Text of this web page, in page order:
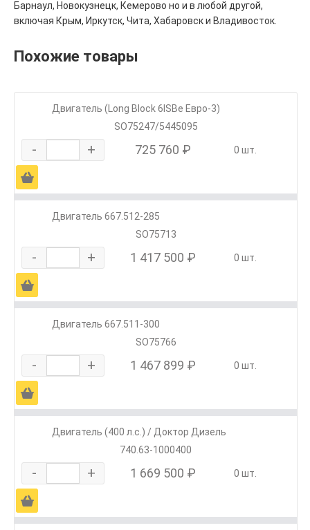
Барнаул, Новокузнецк, Кемерово но и в любой другой,
включая Крым, Иркутск, Чита, Хабаровск и Владивосток.
Похожие товары
Двигатель (Long Block 6ISBe Евро-3)
SO75247/5445095
- + 725 760 ₽ 0 шт.
Ä
Двигатель 667.512-285
SO75713
- + 1 417 500 ₽ 0 шт.
Ä
Двигатель 667.511-300
SO75766
- + 1 467 899 ₽ 0 шт.
Ä
Двигатель (400 л.с.) / Доктор Дизель
740.63-1000400
- + 1 669 500 ₽ 0 шт.
Ä